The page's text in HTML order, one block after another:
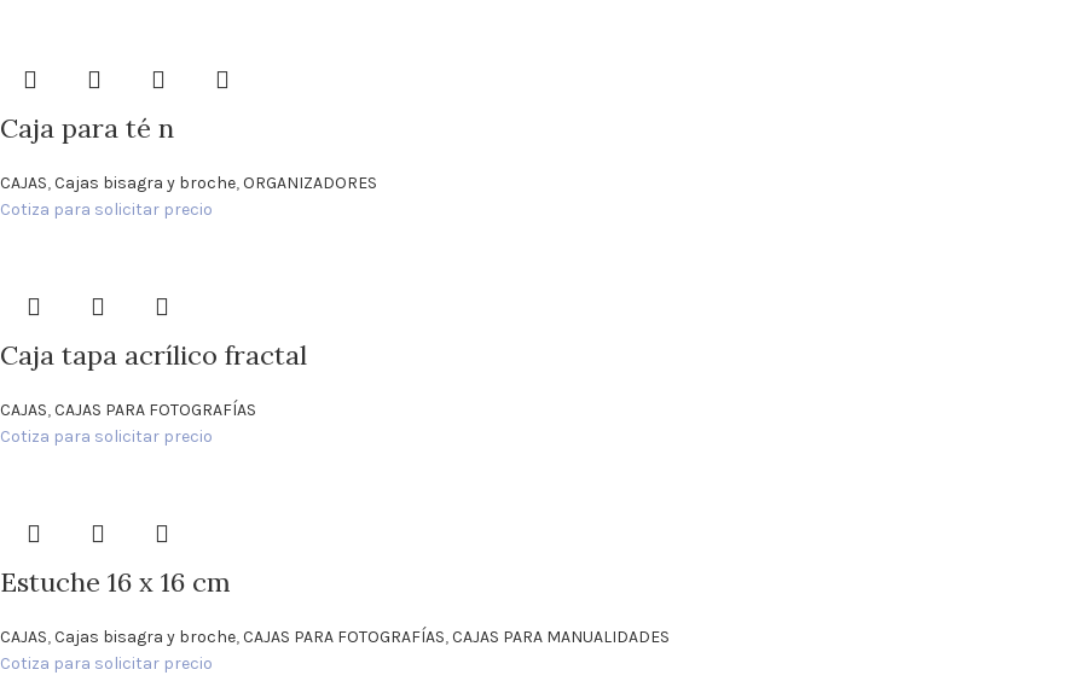
Caja para té n
CAJAS,Cajas bisagra y broche,ORGANIZADORES
Cotiza para solicitar precio
Caja tapa acrílico fractal
CAJAS,CAJAS PARA FOTOGRAFÍAS
Cotiza para solicitar precio
Estuche 16 x 16 cm
CAJAS,Cajas bisagra y broche,CAJAS PARA FOTOGRAFÍAS,CAJAS PARA MANUALIDADES
Cotiza para solicitar precio